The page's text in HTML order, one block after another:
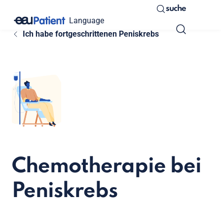
Language
suche
Ich habe fortgeschrittenen Peniskrebs
Chemotherapie bei
Peniskrebs